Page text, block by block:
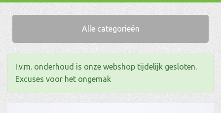
Alle categorieën
I.v.m. onderhoud is onze webshop tijdelijk gesloten.
Excuses voor het ongemak